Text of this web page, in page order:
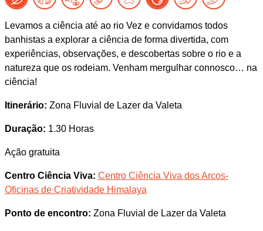
Levamos a ciência até ao rio Vez e convidamos todos
banhistas a explorar a ciência de forma divertida, com
experiências, observações, e descobertas sobre o rio e a
natureza que os rodeiam. Venham mergulhar connosco… na
ciência!
Itinerário: Zona Fluvial de Lazer da Valeta
Duração: 1.30 Horas
Ação gratuita
Centro Ciência Viva: Centro Ciência Viva dos Arcos-
Oficinas de Criatividade Himalaya
Ponto de encontro: Zona Fluvial de Lazer da Valeta